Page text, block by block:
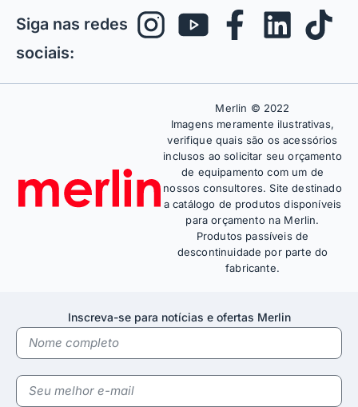
Inscreva-se para notícias e ofertas Merlin
Siga nas redes
sociais:
Merlin © 2022
Imagens meramente ilustrativas,
verifique quais são os acessórios
inclusos ao solicitar seu orçamento
de equipamento com um de
nossos consultores. Site destinado
a catálogo de produtos disponíveis
para orçamento na Merlin.
Produtos passíveis de
descontinuidade por parte do
fabricante.